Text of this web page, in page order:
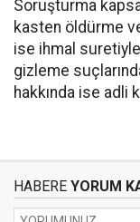
Soruşturma
kasten öldürme
ise ihmal
gizleme
hakkında ise adli
HABERE YORUM